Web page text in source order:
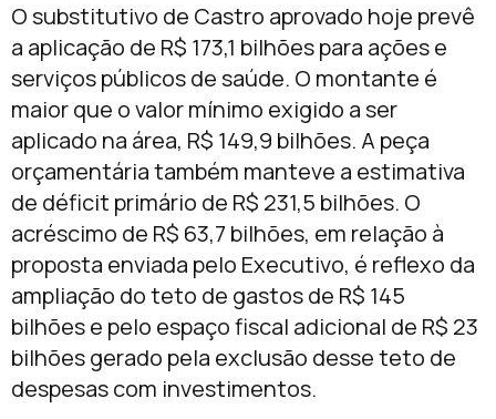
O substitutivo de Castro aprovado hoje prevê
a aplicação de R$ 173,1 bilhões para ações e
serviços públicos de saúde. O montante é
maior que o valor mínimo exigido a ser
aplicado na área, R$ 149,9 bilhões. A peça
orçamentária também manteve a estimativa
de déficit primário de R$ 231,5 bilhões. O
acréscimo de R$ 63,7 bilhões, em relação à
proposta enviada pelo Executivo, é reflexo da
ampliação do teto de gastos de R$ 145
bilhões e pelo espaço fiscal adicional de R$ 23
bilhões gerado pela exclusão desse teto de
despesas com investimentos.